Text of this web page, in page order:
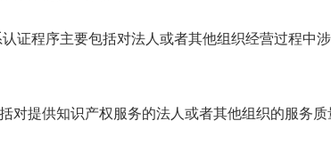
证程序主要包括对法人或者其他组织经营过程
对提供知识产权服务的法人或者其他组织的服务